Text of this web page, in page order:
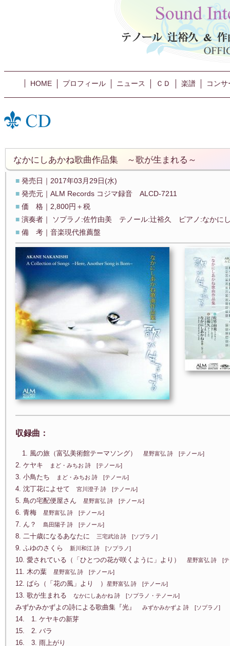
HOME プロフィール ニュース ＣＤ 楽譜 コン
なかにしあかね歌曲作品集 ～歌が生まれる～
■ 発売日｜2017年03月29日(水)
■ 発売元｜ALM Records コジマ録音 ALCD-7211
■ 価 格｜2,800円＋税
■ 演奏者｜ ソプラノ:佐竹由美 テノール:辻裕久 ピアノ:なかに
■ 備 考｜音楽現代推薦盤
収録曲：
1. 風の旅（富弘美術館テーマソング） 星野富弘 詩 [テノール]
2. ケヤキ まど・みちお 詩 [テノール]
3. 小鳥たち まど・みちお 詩 [テノール]
4. 沈丁花によせて 宮川澄子 詩 [テノール]
5. 鳥の宅配便屋さん 星野富弘 詩 [テノール]
6. 青梅 星野富弘 詩 [テノール]
7. ん？ 島田陽子 詩 [テノール]
8. 二十歳になるあなたに 三宅武治 詩 [ソプラノ]
9. ふゆのさくら 新川和江 詩 [ソプラノ]
10. 愛されている（「ひとつの花が咲くように」より） 星野富弘 詩 [テ
11. 木の葉 星野富弘 詩 [テノール]
12. ばら（「花の風」より ） 星野富弘 詩 [テノール]
13. 歌が生まれる なかにしあかね 詩 [ソプラノ・テノール]
みずかみかずよの詩による歌曲集『光』 みずかみかずよ 詩 [ソプラノ]
14. 1. ケヤキの新芽
15. 2. バラ
16. 3. 雨上がり